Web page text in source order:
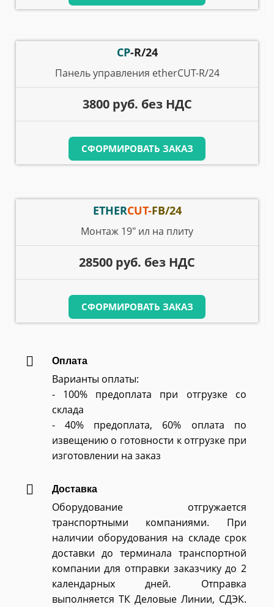
CP-R/24
Панель управления etherCUT-R/24
3800 руб. без НДС
СФОРМИРОВАТЬ ЗАКАЗ
ETHERCUT-FB/24
Монтаж 19" ил на плиту
28500 руб. без НДС
СФОРМИРОВАТЬ ЗАКАЗ
Оплата
Варианты оплаты:
- 100% предоплата при отгрузке со
склада
- 40% предоплата, 60% оплата по
извещению о готовности к отгрузке при
изготовлении на заказ
Доставка
Оборудование отгружается
транспортными компаниями. При
наличии оборудования на складе срок
доставки до терминала транспортной
компании для отправки заказчику до 2
календарных дней. Отправка
выполняется ТК Деловые Линии, СДЭК.